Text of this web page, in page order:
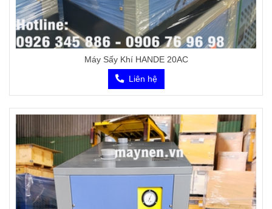
Máy Sấy Khí HANDE 20AC
Liên hệ